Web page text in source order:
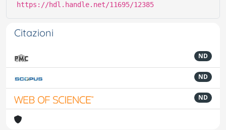
https://hdl.handle.net/11695/12385
Citazioni
ND
ND
ND